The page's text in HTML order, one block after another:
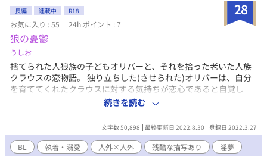
28
長編 連載中 R18
お気に入り : 55 24h.ポイント : 7
狼の憂鬱
うしお
捨てられた人狼族の子どもオリバーと、それを拾った老いた人族
クラウスの恋物語。 独り立ちした(させられた)オリバーは、自分
を育ててくれたクラウスに対する気持ちが恋心であると自覚し
た。その矢先に、クラウスがとあるダンジョンで命を落としたと
の知らせを受け取る。クラウスの最期の願いを叶えるため、オリ
バーは弔いの旅に出た。 元人族×人狼族。人外×人外。 この作品
は、ムーンライトノベルズ様でも掲載中の作品です。
続きを読む
文字数 50,898 最終更新日 2022.8.30 登録日 2022.3.27
BL 執着・溺愛 人外×人外 残酷な描写あり
淫夢